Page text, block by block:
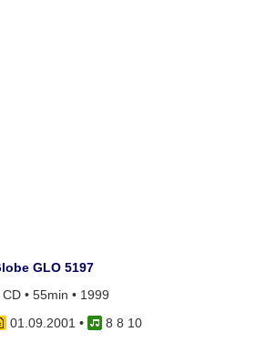
GLO 5197
CD • 55min • 1999
01.09.2001 •
8 8 10